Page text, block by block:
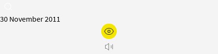
30 November 2011